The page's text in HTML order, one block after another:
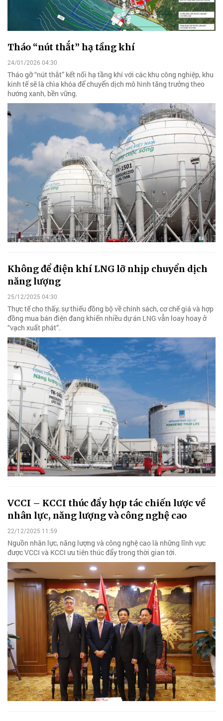
Tháo “nút thắt” hạ tầng khí
24/01/2026 04:30
Tháo gỡ “nút thắt” kết nối hạ tầng khí với các khu công nghiệp, khu
kinh tế sẽ là chìa khóa để chuyển dịch mô hình tăng trưởng theo
hướng xanh, bền vững.
Không để điện khí LNG lỡ nhịp chuyển dịch
năng lượng
25/12/2025 04:30
Thực tế cho thấy, sự thiếu đồng bộ về chính sách, cơ chế giá và hợp
đồng mua bán điện đang khiến nhiều dự án LNG vẫn loay hoay ở
“vạch xuất phát”.
VCCI – KCCI thúc đẩy hợp tác chiến lược về
nhân lực, năng lượng và công nghệ cao
22/12/2025 11:59
Nguồn nhân lực, năng lượng và công nghệ cao là những lĩnh vực
được VCCI và KCCI ưu tiên thúc đẩy trong thời gian tới.